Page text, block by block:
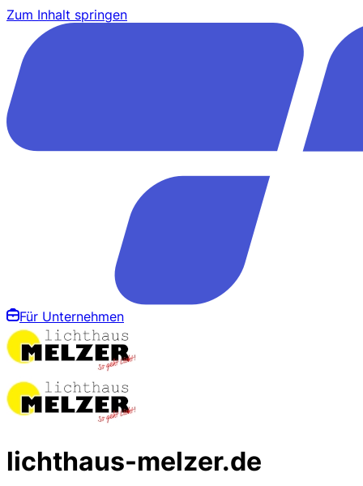
Zum Inhalt springen
Für Unternehmen
lichthaus-melzer.de